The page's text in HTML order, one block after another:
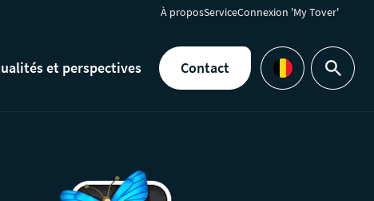
À proposServiceConnexion 'My Tover'
et perspectives
Contact
Languages
Rechercher